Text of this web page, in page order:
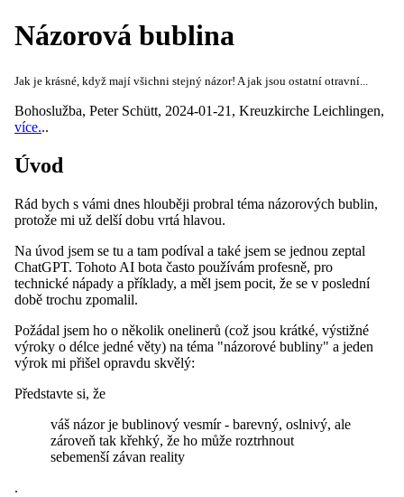
Názorová bublina
Jak je krásné, když mají všichni stejný názor! A jak jsou ostatní otravní...
Bohoslužba, Peter Schütt, 2024-01-21 , Kreuzkirche Leichlingen,
více...
Úvod
Rád bych s vámi dnes hlouběji probral téma názorových bublin,
protože mi už delší dobu vrtá hlavou.
Na úvod jsem se tu a tam podíval a také jsem se jednou zeptal
ChatGPT. Tohoto AI bota často používám profesně, pro
technické nápady a příklady, a měl jsem pocit, že se v poslední
době trochu zpomalil.
Požádal jsem ho o několik onelinerů (což jsou krátké, výstižné
výroky o délce jedné věty) na téma "názorové bubliny" a jeden
výrok mi přišel opravdu skvělý:
Představte si, že
váš názor je bublinový vesmír - barevný, oslnivý, ale
zároveň tak křehký, že ho může roztrhnout
sebemenší závan reality
.